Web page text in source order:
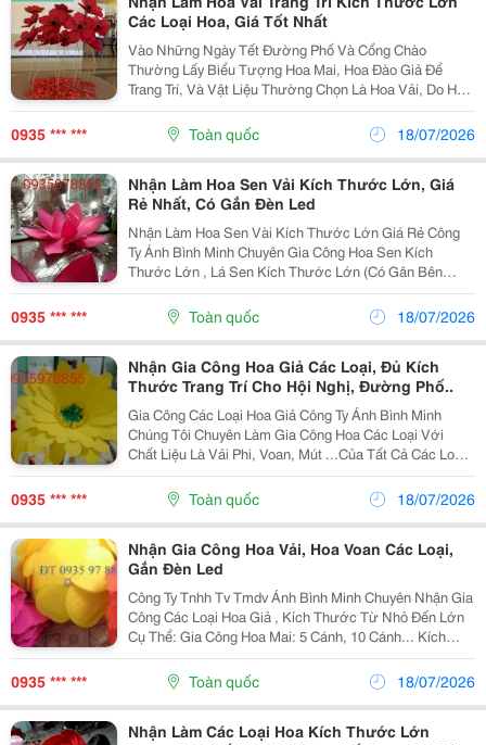
Các Loại Hoa, Giá Tốt Nhất
Vào Những Ngày Tết Đường Phố Và Cổng Chào
Thường Lấy Biểu Tượng Hoa Mai, Hoa Đào Giả Để
Trang Trí, Và Vật Liệu Thường Chọn Là Hoa Vải, Do Hoa
Vải Đẹp, Giống Hoa Thật, Có Thể Trang Trí Được Lâu,
Đặc Biệt Gắn Được Đèn Led Để Chiếu Sáng Ban Đêm.
0935 *** *** Toàn quốc 18/07/2026
Nhận Làm Hoa Sen Vải Kích Thước Lớn, Giá
Rẻ Nhất, Có Gắn Đèn Led
Nhận Làm Hoa Sen Vài Kích Thước Lớn Giá Rẻ Công
Ty Ánh Bình Minh Chuyên Gia Công Hoa Sen Kích
Thước Lớn , Lá Sen Kích Thước Lớn (Có Gân Bên
Trong), Và Các Loại Hoa Khác Như Hoa Đào, Hoa Mai,
Hoa Hướng Dương, Hoa Hồng...từ Các Vật Liệu: Vải...
0935 *** *** Toàn quốc 18/07/2026
Nhận Gia Công Hoa Giả Các Loại, Đủ Kích
Thước Trang Trí Cho Hội Nghị, Đường Phố..
Gia Công Các Loại Hoa Giả Công Ty Ánh Bình Minh
Chúng Tôi Chuyên Làm Gia Công Hoa Các Loại Với
Chất Liệu Là Vải Phi, Voan, Mút ...Của Tất Cả Các Loại
Hoa, Điển Hình Như: Hoa Đào Vải, Hoa Mai Vải, Hoa
Sen, Hoa Hướng Dương, Hoa Hồng... Đặc Biệt C
0935 *** *** Toàn quốc 18/07/2026
Nhận Gia Công Hoa Vải, Hoa Voan Các Loại,
Gắn Đèn Led
Công Ty Tnhh Tv Tmdv Ánh Bình Minh Chuyên Nhận Gia
Công Các Loại Hoa Giả , Kích Thước Từ Nhỏ Đến Lớn
Cụ Thể: Gia Công Hoa Mai: 5 Cánh, 10 Cánh... Kích
Thước Từ 0.5 Mét Trở Lên (1 Mét, 2 Mét)...Đặc Biệt Có
Gắn Đèn Led Gia Công Hoa Đào : 5 Cánh,...
0935 *** *** Toàn quốc 18/07/2026
Nhận Làm Các Loại Hoa Kích Thước Lớn